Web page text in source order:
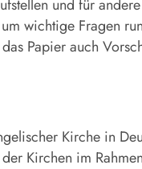
und für
wichtige Fragen
Papier auch
Kirche in
Kirchen im